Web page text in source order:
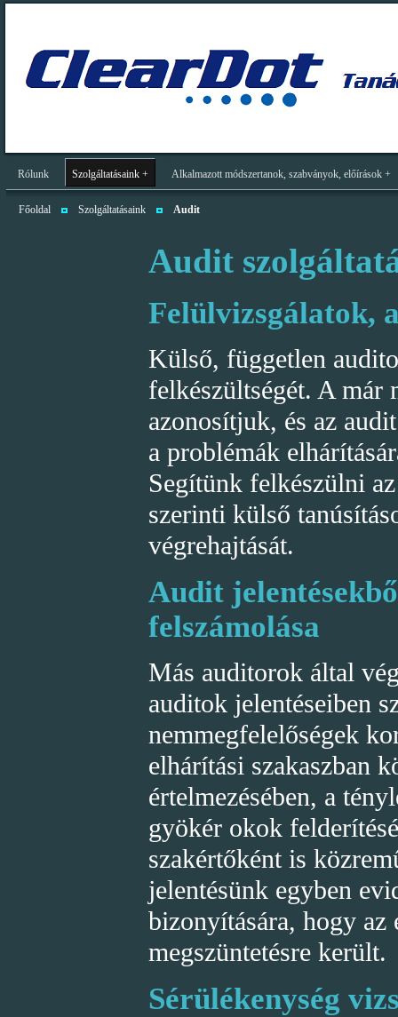
Rólunk Szolgáltatásaink + Alkalmazott módszertanok, szabványok, előírások +
Főoldal Szolgáltatásaink Audit
Audit
Felülvizsgálatok,
Külső, független
felkészültségét. A már
azonosítjuk, és az
a problémák
Segítünk felkészülni
szerinti külső
végrehajtását.
Audit
felszámolása
Más auditorok által
auditok jelentéseiben
nemmegfelelőségek
elhárítási szakaszban
értelmezésében, a
gyökér okok
szakértőként is
jelentésünk egyben
bizonyítására, hogy az
megszüntetésre került.
Sérülékenység